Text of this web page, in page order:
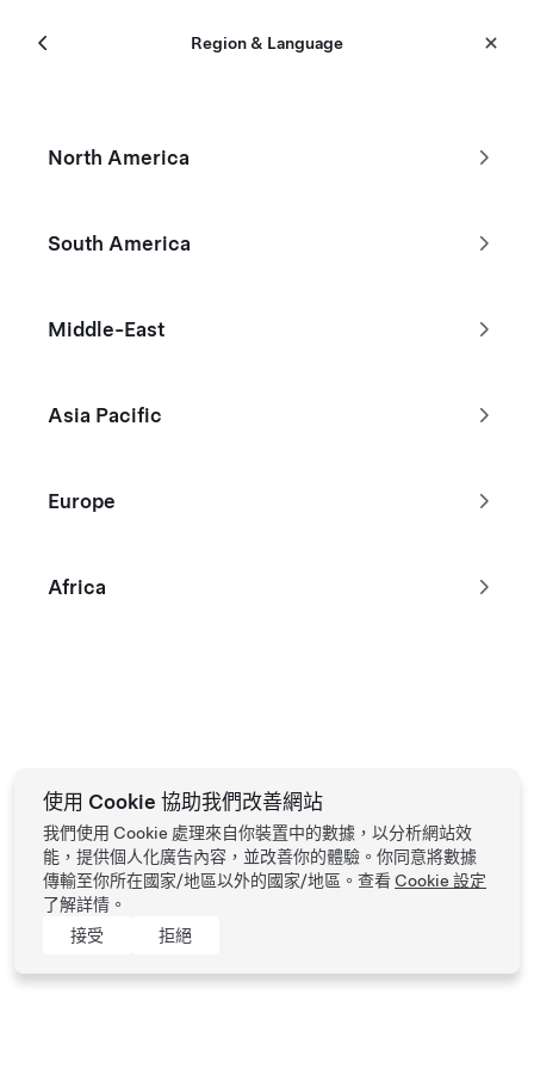
Tesla 選單
Region & Language
North America
South America
Middle-East
Asia Pacific
Europe
Africa
篩選
沒看到你要尋找的 Tesla ？
使用 Cookie 協助我們改善網站
我們使用 Cookie 處理來自你裝置中的數據，以分析網站效
能，提供個人化廣告內容，並改善你的體驗。你同意將數據
傳輸至你所在國家/地區以外的國家/地區。查看 Cookie 設定
了解詳情。
接受
拒絕